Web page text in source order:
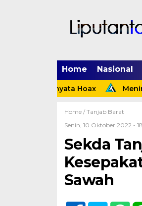
Home Nasional
Ternyata Hoax
Home / Tanjab Barat
Senin, 10 Oktober 2022 -
Sekda
Sawah